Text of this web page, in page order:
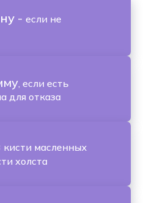
- если не
, если есть
для отказа
кисти масленных
холста